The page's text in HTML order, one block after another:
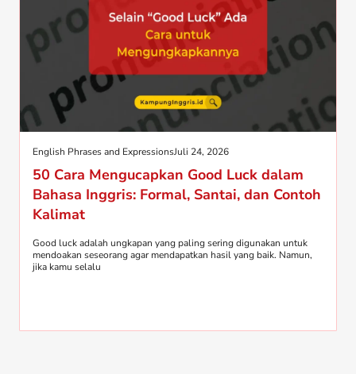
English Phrases and ExpressionsJuli 24, 2026
50 Cara Mengucapkan Good Luck dalam
Bahasa Inggris: Formal, Santai, dan Contoh
Kalimat
Good luck adalah ungkapan yang paling sering digunakan untuk
mendoakan seseorang agar mendapatkan hasil yang baik. Namun,
jika kamu selalu